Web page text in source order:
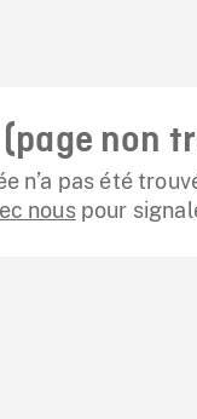
non
n’a pas été
nouspour